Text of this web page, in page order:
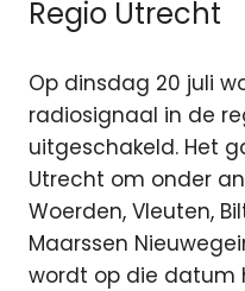
Regio Utrecht
Op dinsdag 20 juli
radiosignaal in de
uitgeschakeld. Het
Utrecht om onder
Woerden, Vleuten,
Maarssen
wordt op die datum